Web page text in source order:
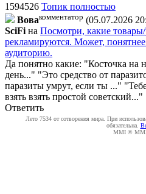
1594526 Топик полностью
Boвaкомментатор (05.07.2026
SciFi на Посмотри, какие
рекламируются. Может,
аудиторию.
Да понятно какие: "Косточка на
день..." "Это средство от
паразиты умрут, если ты ..."
взять взять простой советский..."
Ответить
Лето 7534 от сотворения мира. При
обязательна.
MMI ©